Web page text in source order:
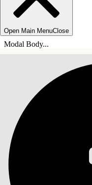
Open Main MenuClose
Modal Body...
СОДЕРЖАНИЕ